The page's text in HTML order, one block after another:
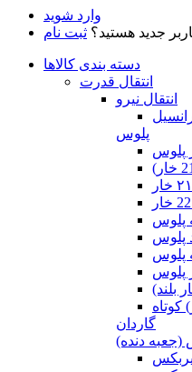
وارد شوید
جدید هستید؟ ثبت نام
دسته بندی کالاها
انتقال قدرت
انتقال نیرو
پلوس
پلوس
پلوس
پلوس
پلوس
پلوس
گاردان
(جعبه دنده)